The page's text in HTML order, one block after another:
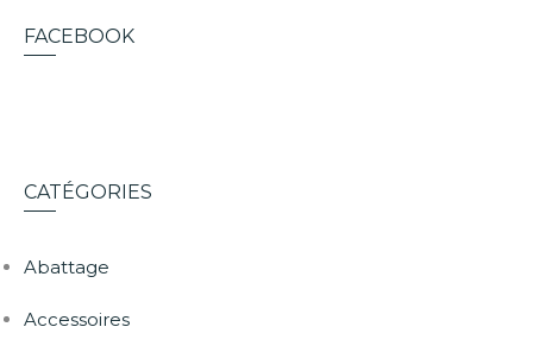
FACEBOOK
CATÉGORIES
Abattage
Accessoires